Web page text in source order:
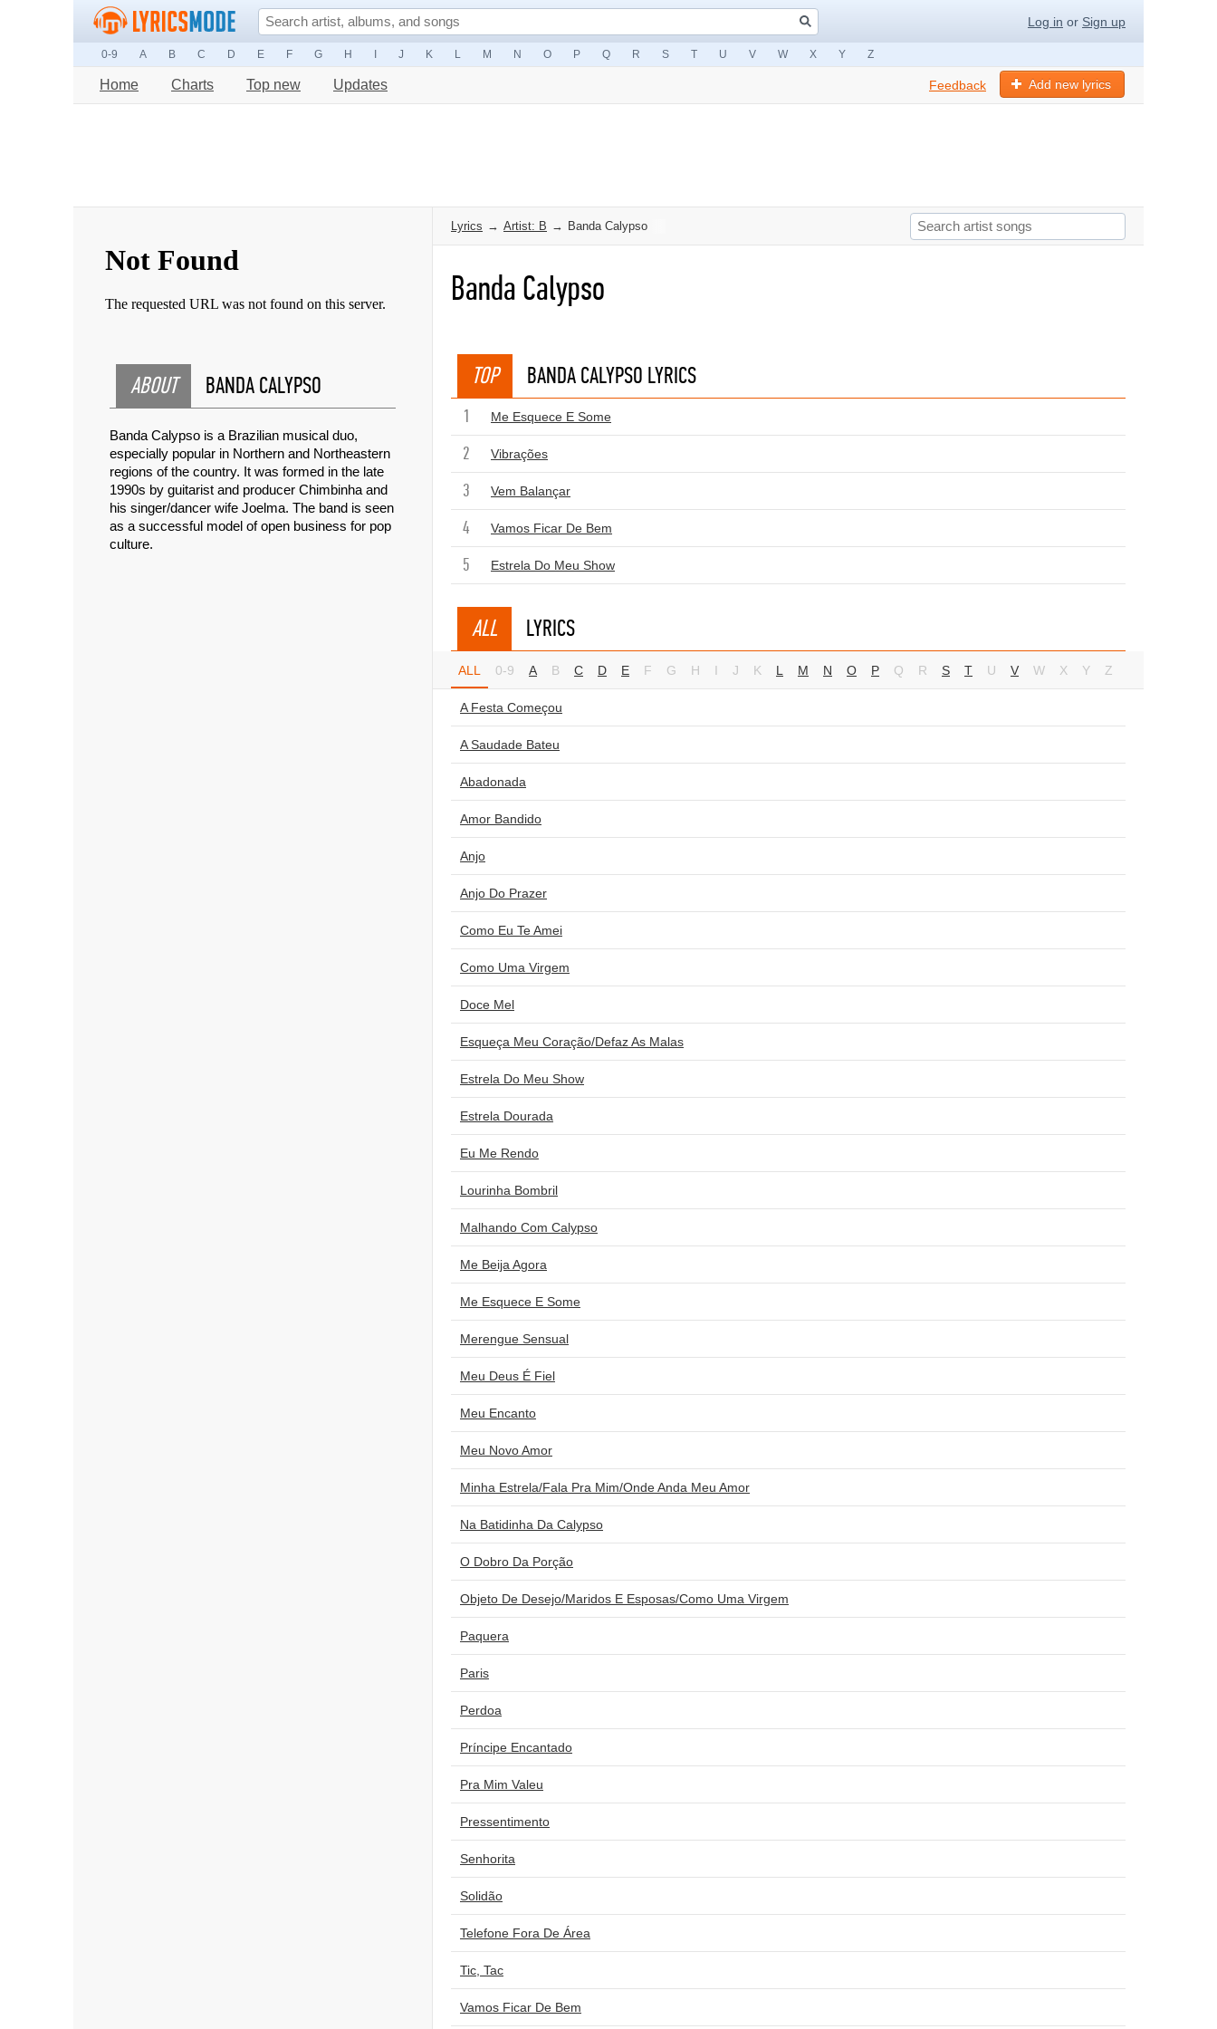
Log in or Sign up
0-9 A B C D E F G H J K L M N O P Q R S T U V W X Y Z
Home Charts Top new Updates Add new lyrics
Feedback
ABOUT BANDA CALYPSO
Banda Calypso is a Brazilian musical duo,
especially popular in Northern and Northeastern
regions of the country. It was formed in the late
1990s by guitarist and producer Chimbinha and
his singer/dancer wife Joelma. The band is seen
as a successful model of open business for pop
culture.
Lyrics → Artist: B → Banda Calypso
Banda Calypso
TOP BANDA CALYPSO LYRICS
1 Me Esquece E Some
2 Vibrações
3 Vem Balançar
4 Vamos Ficar De Bem
5 Estrela Do Meu Show
ALL LYRICS
ALL 0-9 A B C D E F G H I J K L M N O P Q R S T U V W X Y Z
A Festa Começou
A Saudade Bateu
Abadonada
Amor Bandido
Anjo
Anjo Do Prazer
Como Eu Te Amei
Como Uma Virgem
Doce Mel
Esqueça Meu Coração/Defaz As Malas
Estrela Do Meu Show
Estrela Dourada
Eu Me Rendo
Lourinha Bombril
Malhando Com Calypso
Me Beija Agora
Me Esquece E Some
Merengue Sensual
Meu Deus É Fiel
Meu Encanto
Meu Novo Amor
Minha Estrela/Fala Pra Mim/Onde Anda Meu Amor
Na Batidinha Da Calypso
O Dobro Da Porção
Objeto De Desejo/Maridos E Esposas/Como Uma Virgem
Paquera
Paris
Perdoa
Príncipe Encantado
Pra Mim Valeu
Pressentimento
Senhorita
Solidão
Telefone Fora De Área
Tic, Tac
Vamos Ficar De Bem